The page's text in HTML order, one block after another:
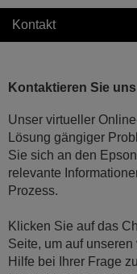
Kontakt
Kontaktieren Sie uns
Unser virtueller
Lösung gängiger
Sie sich an den
relevante
Prozess.
Klicken Sie auf das
Seite, um auf
Hilfe bei Ihrer Frage